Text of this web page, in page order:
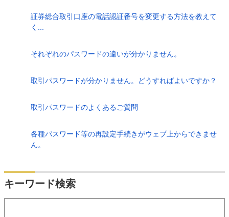
証券総合取引口座の電話認証番号を変更する方法を教えて
く...
それぞれのパスワードの違いが分かりません。
取引パスワードが分かりません。どうすればよいですか？
取引パスワードのよくあるご質問
各種パスワード等の再設定手続きがウェブ上からできませ
ん。
キーワード検索